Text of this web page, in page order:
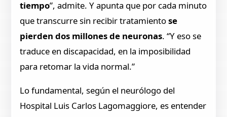
tiempo”, admite. Y apunta que por cada minuto
que transcurre sin recibir tratamientose
pierden dos millones de neuronas. “Y eso se
traduce en discapacidad, en la imposibilidad
para retomar la vida normal.”
Lo fundamental, según el neurólogo del
Hospital Luis Carlos Lagomaggiore, es entender